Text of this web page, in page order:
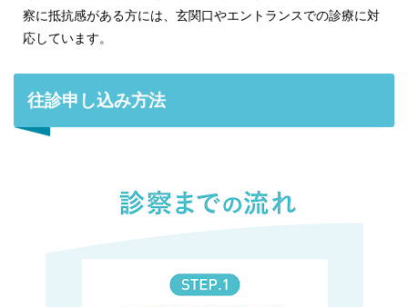
察に抵抗感がある方には、玄関口やエントランスでの診療に対
応しています。
往診申し込み方法